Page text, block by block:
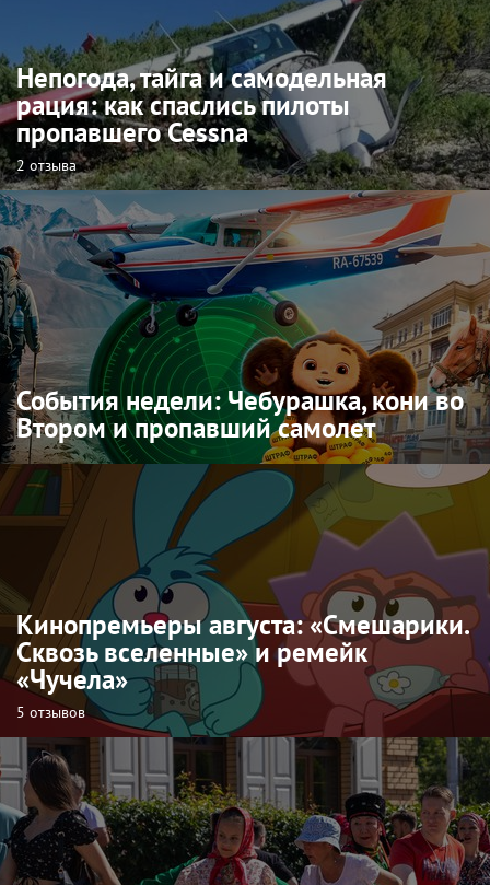
Непогода, тайга и самодельная
рация: как спаслись пилоты
пропавшего Cessna
2 отзыва
События недели: Чебурашка, кони во
Втором и пропавший самолет
Кинопремьеры августа: «Смешарики.
Сквозь вселенные» и ремейк
«Чучела»
5 отзывов